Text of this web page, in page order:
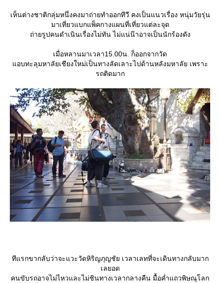
เห็นต่างชาติกลุ่มหนึ่งคงมาถ่ายทำออกทีวี คงเป็นแนวเรื่อง หนุ่มวัยรุ่น
มาเที่ยวแบกแพ็คกางแผนที่เที่ยวแต่ละจุด
ถ่ายรูปคนดำเนินเรื่องไม่ทัน ไม่แน่น๊าอาจเป็นนักร้องดัง
เมื่อหลานมาเวลา15.00น. ก็ออกจากวัด
อบทะลุมหาลัยเชียงใหม่เป็นทางลัดเลาะไปด้านหลังมหาลัย เพราะ
รถติดมาก
ทีแรกขากลับว่าจะแวะวัดหิริญภุญชัย เวลาเลทที่จะเดินทางกลับมาก
เลยอด
คนขับรถอาจไม่ไหวและไม่ชินทางเวลากลางคืน มื้อค่ำแถวพิษณุโลก